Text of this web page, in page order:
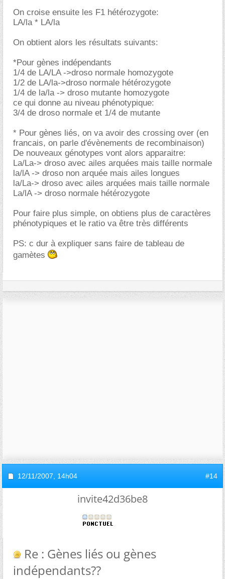
On croise ensuite les F1 hétérozygote:
LA/la * LA/la
On obtient alors les résultats suivants:
*Pour gènes indépendants
1/4 de LA/LA ->droso normale homozygote
1/2 de LA/la->droso normale hétérozygote
1/4 de la/la -> droso mutante homozygote
ce qui donne au niveau phénotypique:
3/4 de droso normale et 1/4 de mutante
* Pour gènes liés, on va avoir des crossing over (en
francais, on parle d'évènements de recombinaison)
De nouveaux génotypes vont alors apparaitre:
La/La-> droso avec ailes arquées mais taille normale
la/lA -> droso non arquée mais ailes longues
la/La-> droso avec ailes arquées mais taille normale
La/lA -> droso normale hétérozygote
Pour faire plus simple, on obtiens plus de caractères
phénotypiques et le ratio va être très différents
PS: c dur à expliquer sans faire de tableau de
gamètes
12/11/2007, 14h04 #14
invite42d36be8
Re : Gènes liés ou gènes
indépendants??